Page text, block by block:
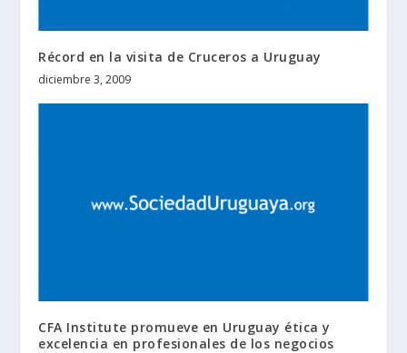
Récord en la visita de Cruceros a Uruguay
diciembre 3, 2009
CFA Institute promueve en Uruguay ética y
excelencia en profesionales de los negocios